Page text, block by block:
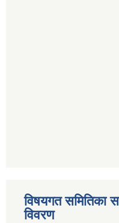
विषयगत समितिका
विवरण